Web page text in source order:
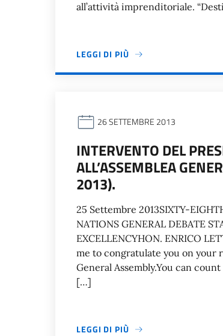
all’attività imprenditoriale.
LEGGI DI PIÙ
26 SETTEMBRE 2013
INTERVENTO DEL
ALL’ASSEMBLEA
2013).
25 Settembre 2013SIXTY-
NATIONS GENERAL DEBATE
EXCELLENCYHON. ENRICO
me to congratulate you on your
General Assembly.You can
[…]
LEGGI DI PIÙ